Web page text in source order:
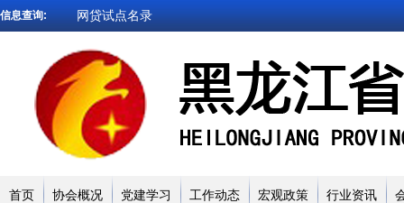
信息查询: 网贷试点名录
被执行人查询
企业信用查询
法院文书查询
小贷名录查询
首页
协会概况 党建学习 工作动态 宏观政策 行业资讯